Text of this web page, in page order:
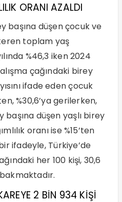
ORANI AZALDI
başına düşen çocuk ve
toplam yaş
%46,3 iken 2024
çağındaki birey
ifade eden çocuk
%30,6’ya gerilerken,
başına düşen yaşlı birey
oranı ise %15’ten
ifadeyle, Türkiye’de
her 100 kişi, 30,6
2 BİN 934 KİŞİ